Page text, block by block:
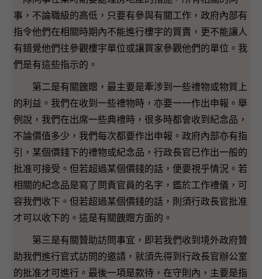
事，不論職級的高低，只要有參與有關工作，政府內部有
指令他們在相關時期內不能進行樓宇的買賣，更不能讓人
有錯覺他們往參觀樓宇單位或讓買家參觀他們的單位。我
們是有這些指示的。
第二是有關餽贈，最主要是牽涉到一些禮物或物質上
的利益。我們在收到一些禮物時，亦要一一作出申報。舉
例說，我們在出席一些典禮時，很多時都會收到紀念品，
不論價值多少，我們每次都要作出申報。政府內部亦有指
引，某個價錢下的禮物或紀念品，行政長官已作出一般的
批准可接受。但若超過某個價錢的話，便要視乎情況。若
相關的紀念品是寫了問責官員的名字，鑑於工作禮儀，可
容我們收下。但若超過某個價錢的話，則須行政長官批准
才可以收下的。這是有關餽贈方面的。
第三是有關贊助訪問事宜，即若我們收到境外政府贊
助我們進行官式訪問的邀請，就須先得到行政長官辦公室
的批准才可進行。最後一項是款待，在守則內，主要是指